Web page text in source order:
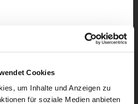
Cookies
um Inhalte und Anzeigen zu
für soziale Medien anbieten